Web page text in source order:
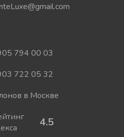
794 00 03
722 05 32
в Москве
4.5